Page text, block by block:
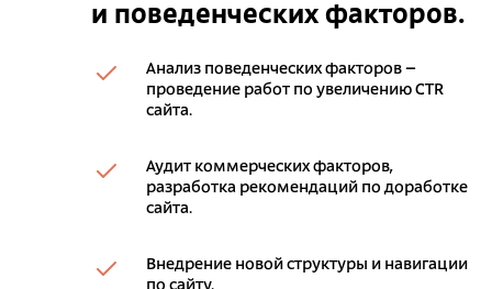
и поведенческих факторов.
Анализ поведенческих факторов –
проведение работ по увеличению CTR
сайта.
Аудит коммерческих факторов,
разработка рекомендаций по доработке
сайта.
Внедрение новой структуры и навигации